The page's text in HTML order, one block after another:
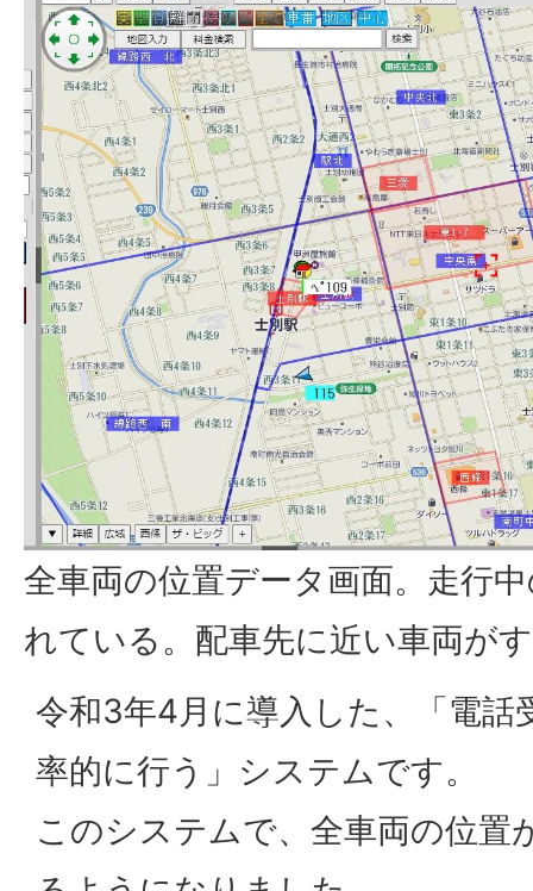
全車両の位置データ画面。走行
れている。配車先に近い車両が
令和3年4月に導入した、「電話
率的に行う」システムです。
このシステムで、全車両の位置